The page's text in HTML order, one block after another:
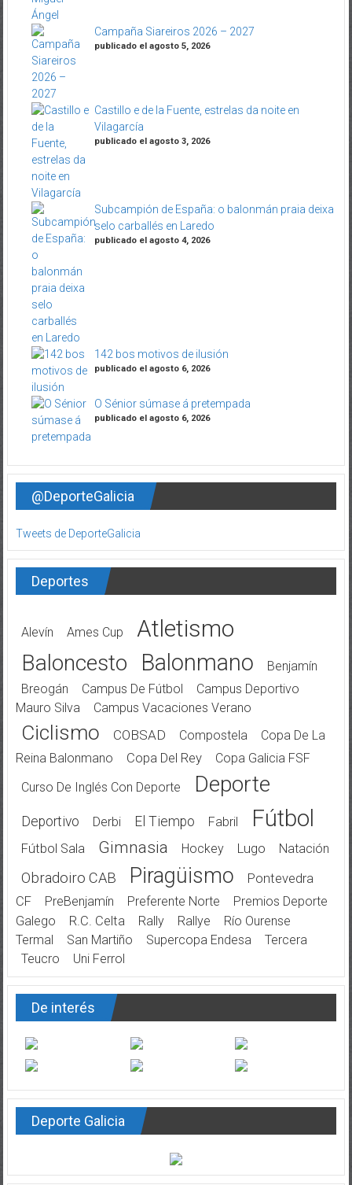
Campaña Siareiros 2026 – 2027
publicado el agosto 5, 2026
Castillo e de la Fuente, estrelas da noite en
Vilagarcía
publicado el agosto 3, 2026
Subcampión de España: o balonmán praia deixa
selo carballés en Laredo
publicado el agosto 4, 2026
142 bos motivos de ilusión
publicado el agosto 6, 2026
O Sénior súmase á pretempada
publicado el agosto 6, 2026
@DeporteGalicia
Tweets de DeporteGalicia
Deportes
Alevín Ames Cup Atletismo
Baloncesto Balonmano
Benjamín
Breogán
Campus De Fútbol
Campus Deportivo
Mauro Silva
Campus Vacaciones Verano
Ciclismo COBSAD Compostela
Copa De La
Reina Balonmano
Copa Del Rey
Copa Galicia FSF
Curso De Inglés Con Deporte
Deporte
Deportivo Derbi El Tiempo Fabril Fútbol
Fútbol Sala Gimnasia Hockey Lugo Natación
Obradoiro CAB Piragüismo
Pontevedra
CF
PreBenjamín Preferente Norte
Premios Deporte
Galego
R.C. Celta Rally Rallye
Río Ourense
Termal
San Martiño Supercopa Endesa
Tercera
Teucro
Uni Ferrol
De interés
Deporte Galicia